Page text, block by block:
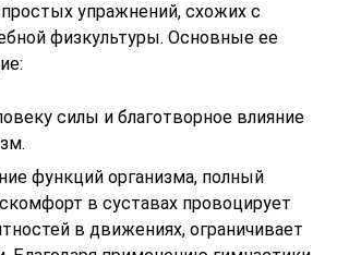
упражнений, схожих с
физкультуры. Основные ее
силы и благотворное влияние
функций организма, полный
в суставах провоцирует
в движениях, ограничивает